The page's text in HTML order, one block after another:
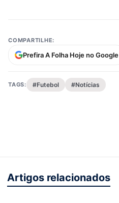
COMPARTILHE:
Prefira A Folha Hoje no Google
TAGS: #Futebol #Notícias
Artigos relacionados